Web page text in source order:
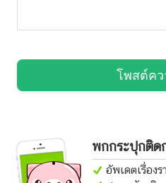
โพสต์คว
พกกระปุกติด
อัพเดตเรื่อง